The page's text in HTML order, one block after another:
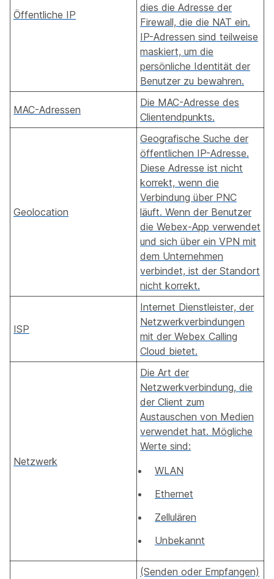
Öffentliche IP
dies die Adresse der
Firewall, die die NAT ein.
IP-Adressen sind teilweise
maskiert, um die
persönliche Identität der
Benutzer zu bewahren.
MAC-Adressen
Die MAC-Adresse des
Clientendpunkts.
Geolocation
Geografische Suche der
öffentlichen IP-Adresse.
Diese Adresse ist nicht
korrekt, wenn die
Verbindung über PNC
läuft. Wenn der Benutzer
die Webex-App verwendet
und sich über ein VPN mit
dem Unternehmen
verbindet, ist der Standort
nicht korrekt.
ISP
Internet Dienstleister, der
Netzwerkverbindungen
mit der Webex Calling
Cloud bietet.
Netzwerk
Die Art der
Netzwerkverbindung, die
der Client zum
Austauschen von Medien
verwendet hat. Mögliche
Werte sind:
WLAN
Ethernet
Zellulären
Unbekannt
(Senden oder Empfangen)